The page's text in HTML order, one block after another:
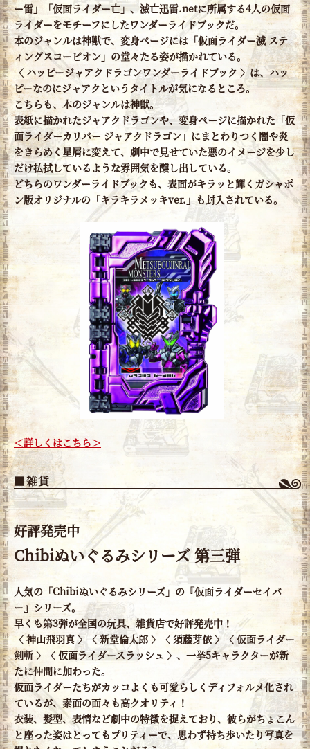
ー雷」「仮面ライダー亡」、滅亡迅雷.netに所属する4人の仮面
ライダーをモチーフにしたワンダーライドブックだ。
本のジャンルは神獣で、変身ページには「仮面ライダー滅 ステ
ィングスコーピオン」の堂々たる姿が描かれている。
〈 ハッピージャアクドラゴンワンダーライドブック 〉は、ハッ
ピーなのにジャアクというタイトルが気になるところ。
こちらも、本のジャンルは神獣。
表紙に描かれたジャアクドラゴンや、変身ページに描かれた「仮
面ライダーカリバー ジャアクドラゴン」にまとわりつく闇や炎
をきらめく星屑に変えて、劇中で見せていた悪のイメージを少し
だけ払拭しているような雰囲気を醸し出している。
どちらのワンダーライドブックも、表面がキラッと輝くガシャポ
ン版オリジナルの「キラキラメッキver.」も封入されている。
＜詳しくはこちら＞
■雑貨
好評発売中
Chibiぬいぐるみシリーズ 第三弾
人気の「Chibiぬいぐるみシリーズ」の『仮面ライダーセイバ
ー』シリーズ。
早くも第3弾が全国の玩具、雑貨店で好評発売中！
〈 神山飛羽真 〉〈 新堂倫太郎 〉〈 須藤芽依 〉〈 仮面ライダー
剣斬 〉〈 仮面ライダースラッシュ 〉、一挙5キャラクターが新
たに仲間に加わった。
仮面ライダーたちがカッコよくも可愛らしくディフォルメ化され
ているが、素面の面々も高クオリティ！
衣装、髪型、表情など劇中の特徴を捉えており、彼らがちょこん
と座った姿はとってもプリティーで、思わず持ち歩いたり写真を